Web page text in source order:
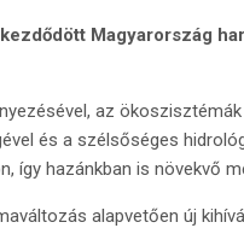
Magyarország
az
és a szélsőséges
így hazánkban is növekvő
alapvetően új